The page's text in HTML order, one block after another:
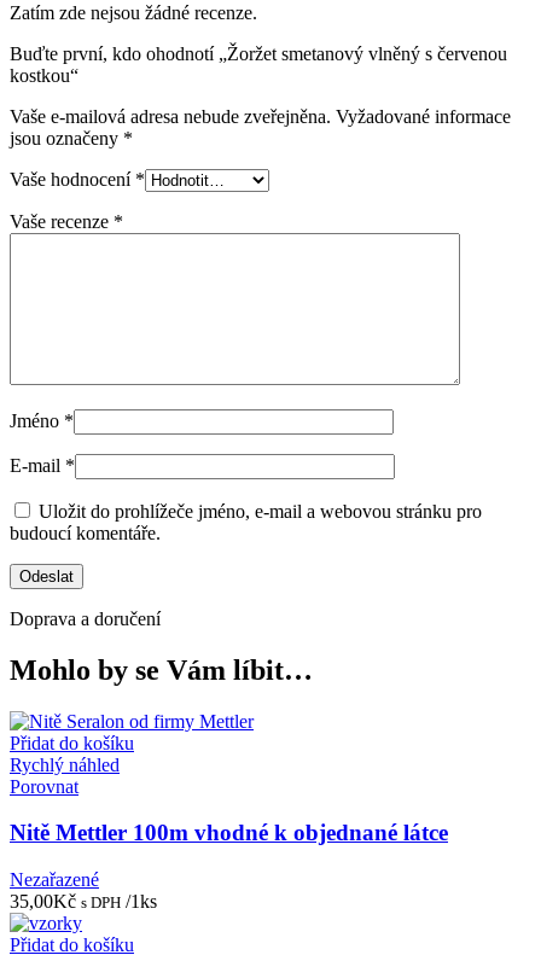
Zatím zde nejsou žádné recenze.
Buďte první, kdo ohodnotí „Žoržet smetanový vlněný s červenou
kostkou“
Vaše e-mailová adresa nebude zveřejněna. Vyžadované informace
jsou označeny *
Vaše hodnocení *
Vaše recenze *
Jméno *
E-mail *
Uložit do prohlížeče jméno, e-mail a webovou stránku pro
budoucí komentáře.
Doprava a doručení
Mohlo by se Vám líbit…
Přidat do košíku
Rychlý náhled
Porovnat
Nitě Mettler 100m vhodné k objednané látce
Nezařazené
35,00Kč s DPH /1ks
Přidat do košíku